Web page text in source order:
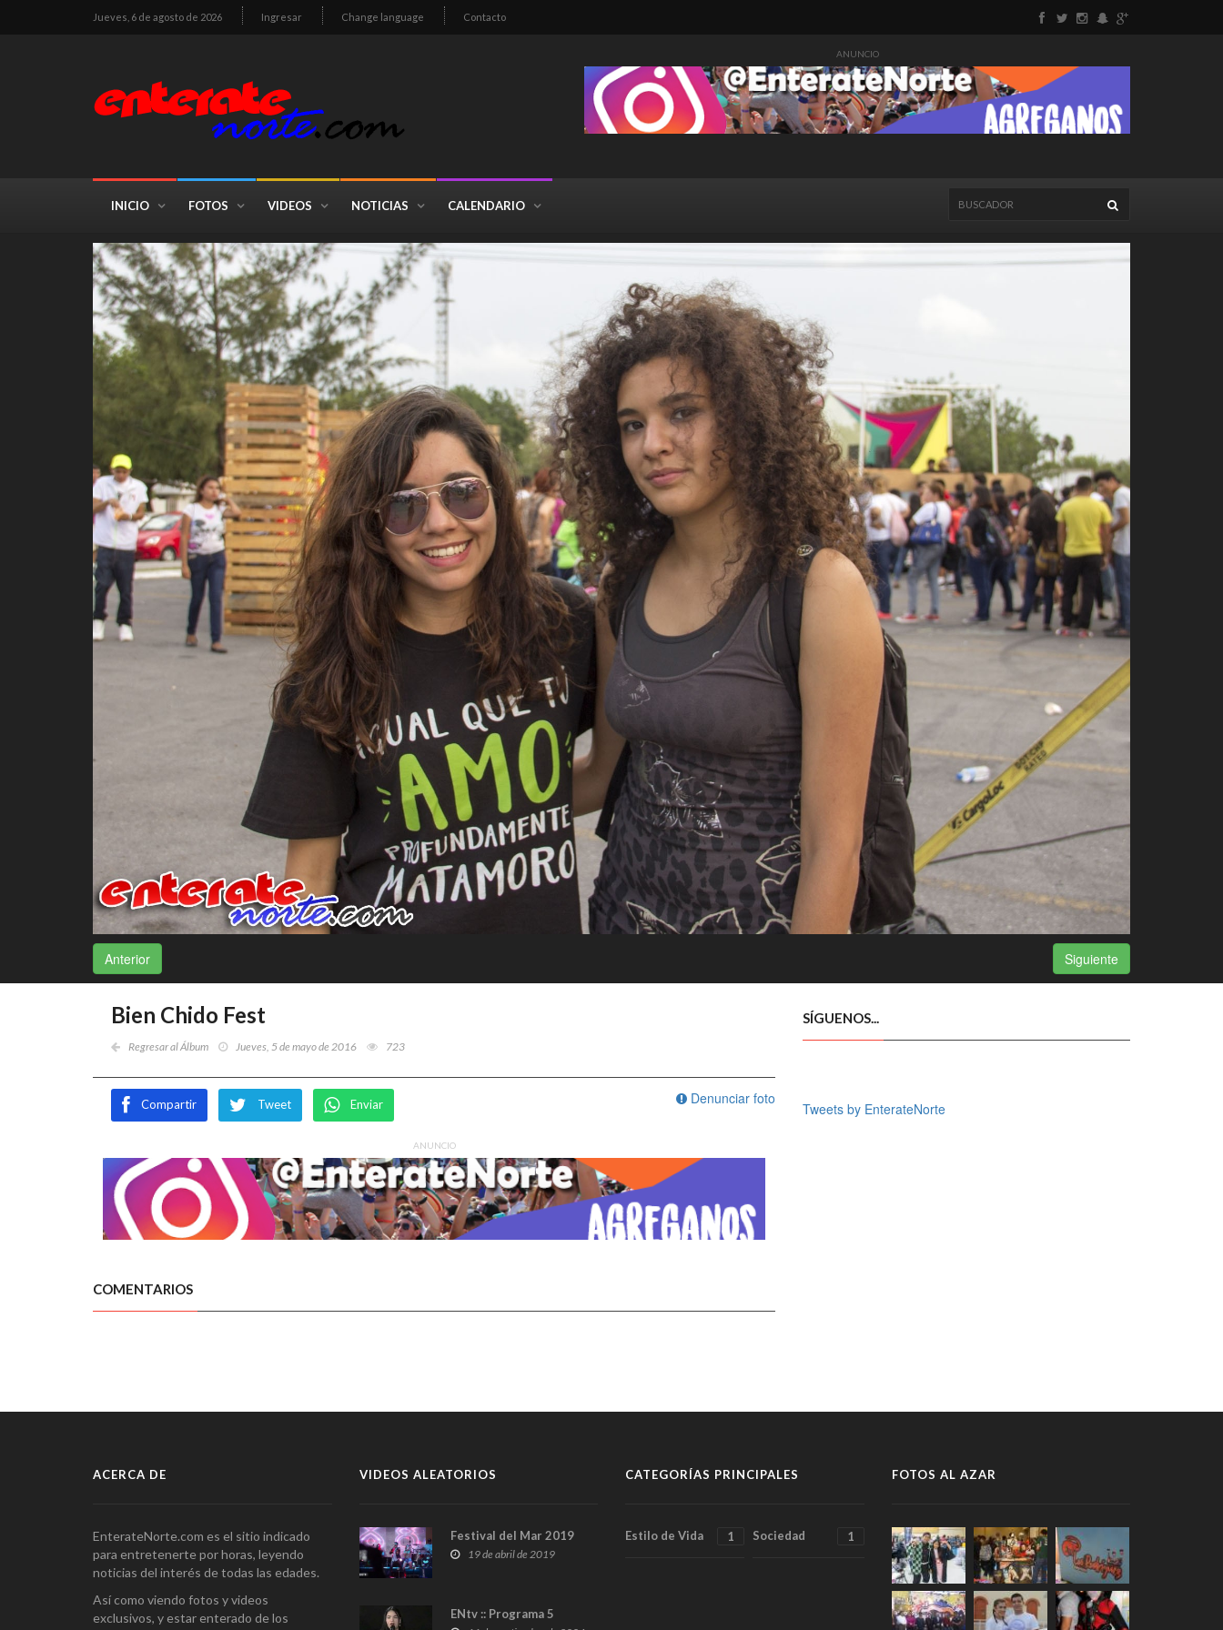
Jueves, 6 de agosto de 2026 Ingresar Change language Contacto
ANUNCIO
INICIO FOTOS VIDEOS NOTICIAS CALENDARIO
Anterior Siguiente
Bien Chido Fest
Regresar al Álbum Jueves, 5 de mayo de 2016 723
Denunciar foto
Compartir Tweet Enviar
ANUNCIO
COMENTARIOS
SÍGUENOS...
Tweets by EnterateNorte
ACERCA DE
EnterateNorte.com es el sitio indicado
para entretenerte por horas, leyendo
noticias del interés de todas las edades.
Así como viendo fotos y videos
exclusivos, y estar enterado de los
VIDEOS ALEATORIOS
Festival del Mar 2019
19 de abril de 2019
ENtv :: Programa 5
CATEGORÍAS PRINCIPALES
Estilo de Vida 1 Sociedad 1
FOTOS AL AZAR